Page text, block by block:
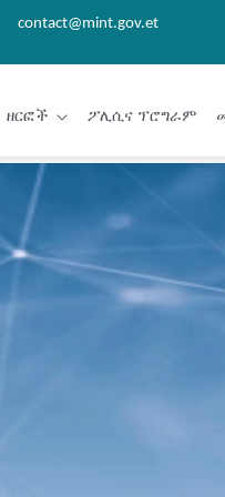
contact@mint.gov.et
ዘርፎች ፖሊሲና ፕሮግራም